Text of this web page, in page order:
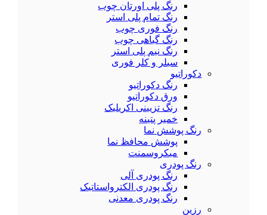
رنگ پلی اورتان چوب
رنگ تمام پلی استر
رنگ فوری چوب
رنگ گیاهی چوب
رنگ نیم پلی استر
سیلر و کلر فوری
دکوراتیو
رنگ دکوراتیو
ورق دکوراتیو
رنگ تزیینی اکریلیک
خمیر پتینه
رنگ پوشش نما
پوشش محافظ نما
میکروسمنت
رنگ پودری
رنگ پودری آلی
رنگ پودری الکترواستاتیک
رنگ پودری معدنی
رزین